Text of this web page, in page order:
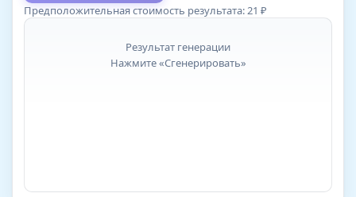
Предположительная стоимость результата:21 ₽
Результат генерации
Нажмите «Сгенерировать»